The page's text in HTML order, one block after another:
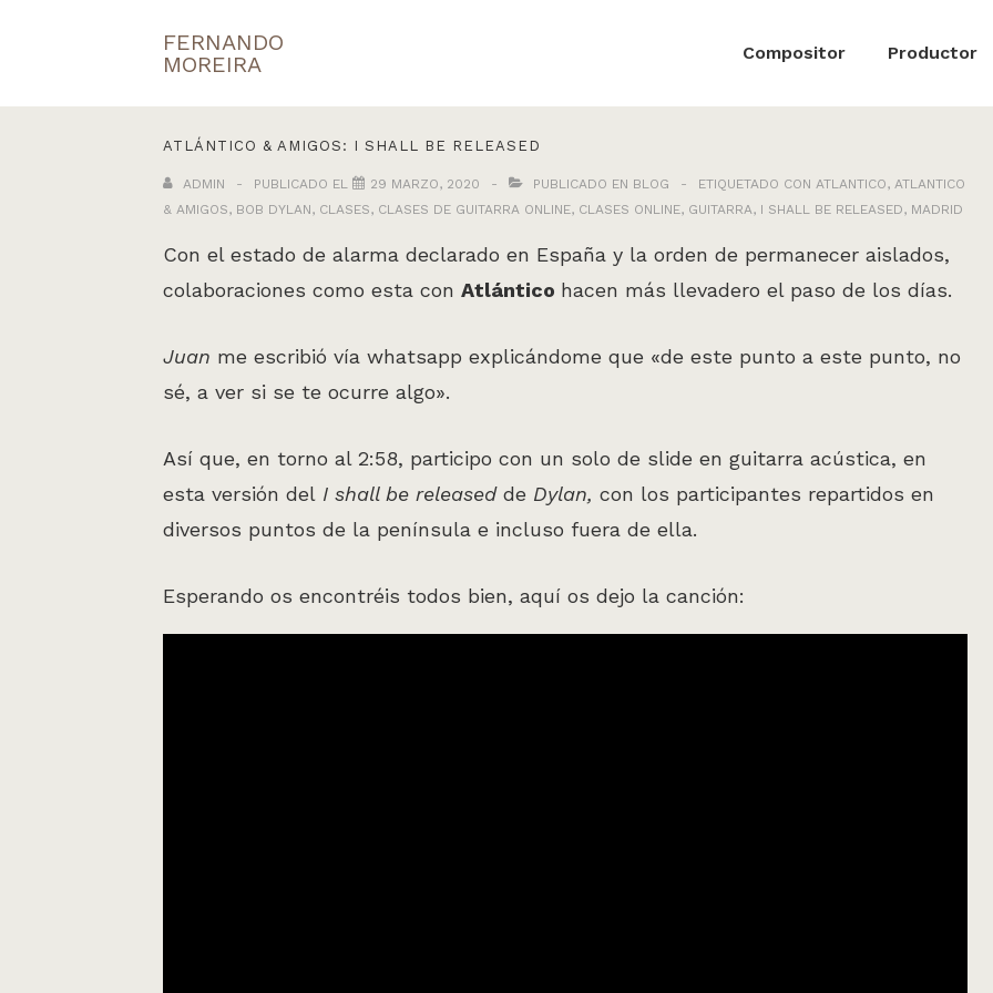
FERNANDO
MOREIRA
Compositor Productor
ATLÁNTICO & AMIGOS: I SHALL BE RELEASED
ADMIN PUBLICADO EL 29 MARZO, 2020 PUBLICADO EN BLOG ETIQUETADO CON ATLANTICO, ATLANTICO
& AMIGOS, BOB DYLAN, CLASES, CLASES DE GUITARRA ONLINE, CLASES ONLINE, GUITARRA, I SHALL BE RELEASED, MADRID
Con el estado de alarma declarado en España y la orden de permanecer aislados,
colaboraciones como esta con Atlántico hacen más llevadero el paso de los días.
Juan me escribió vía whatsapp explicándome que «de este punto a este punto, no
sé, a ver si se te ocurre algo».
Así que, en torno al 2:58, participo con un solo de slide en guitarra acústica, en
esta versión del I shall be released de Dylan, con los participantes repartidos en
diversos puntos de la península e incluso fuera de ella.
Esperando os encontréis todos bien, aquí os dejo la canción: